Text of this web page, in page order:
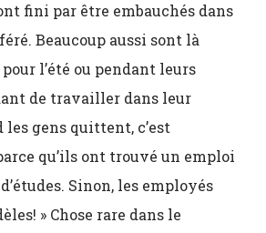
fini par être embauchés dans
Beaucoup aussi sont là
l’été ou pendant leurs
de travailler dans leur
les gens quittent, c’est
qu’ils ont trouvé un emploi
Sinon, les employés
» Chose rare dans le